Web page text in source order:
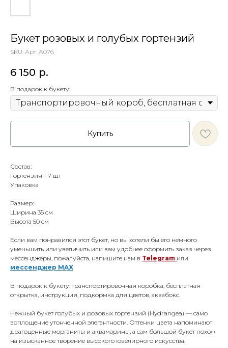
Букет розовых и голубых гортензий
SKU: Арт. А076
6 150 р.
В подарок к букету:
Купить
Состав:
Гортензия - 7 шт
Упаковка
Размер:
Ширина 35 см
Высота 50 см
Если вам понравился этот букет, но вы хотели бы его немного
уменьшить или увеличить или вам удобнее оформить заказ через
мессенджеры, пожалуйста, напишите нам в Telegram или
мессенджер MAX
В подарок к букету: транспортировочная коробка, бесплатная
открытка, инструкция, подкормка для цветов, аквабокс.
Нежный букет голубых и розовых гортензий (Hydrangea) — само
воплощение утонченной элегантности. Оттенки цвета напоминают
драгоценные морганиты и аквамарины, а сам большой букет похож
на изысканное творение высокого ювелирного искусства.